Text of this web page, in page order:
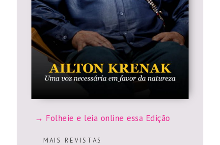
Folheie e leia online essa Edição
M A I S R E V I S T A S